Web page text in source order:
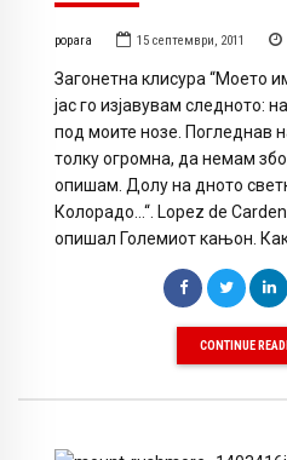
popara 15 септември, 2011
Загонетна клисура “Моето
јас го изјавувам следното:
под моите нозе. Погледнав
толку огромна, да немам
опишам. Долу на дното
Колорадо…“. Lopez de
опишал Големиот кањон.
CONTINUE